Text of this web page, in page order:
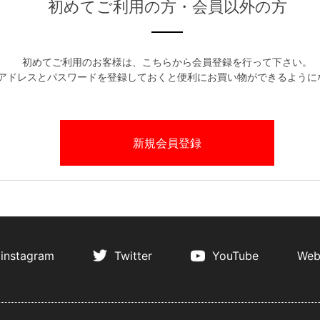
初めてご利用の方・会員以外の方
初めてご利用のお客様は、こちらから会員登録を行って下さい。
ドレスとパスワードを登録しておくと便利にお買い物ができるように
instagram Twitter YouTube